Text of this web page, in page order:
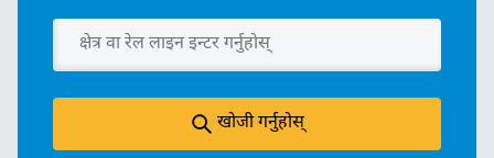
खोजी गर्नुहोस्